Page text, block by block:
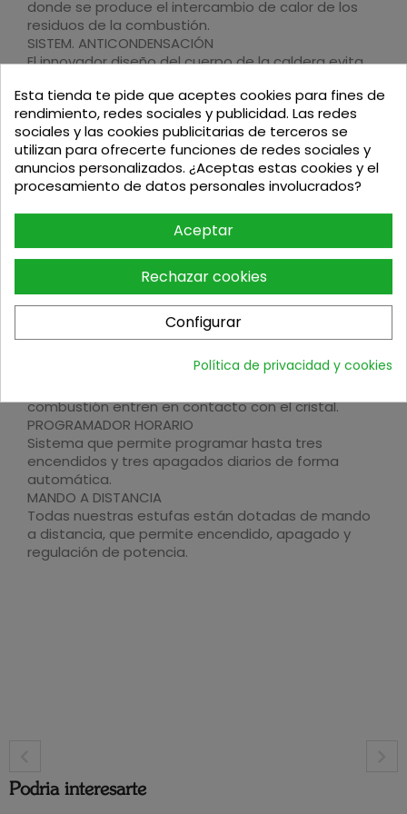
donde se produce el intercambio de calor de los
residuos de la combustión.
SISTEM. ANTICONDENSACIÓN
El innovador diseño del cuerpo de la caldera evita
creosota en el interior de los intercambiadores de
calor.
GRUPO TÉRMICO
Dotada de un conjunto de elementos hidráulicos:
vaso de expansión, bomba de circulación
electrónica, valvula de seguridad, transductor y
Sistema automático de apagado que se activa si
la temperatura ambiente supera en tres grados la
temperatura deseada.
ANTI-DEFLAGRACIÓN
La estufa está dotada de un doble sistema de
seguridad. El primero electrónico y el segundo
combustión entren en contacto con el cristal.
PROGRAMADOR HORARIO
Sistema que permite programar hasta tres
encendidos y tres apagados diarios de forma
automática.
MANDO A DISTANCIA
Todas nuestras estufas están dotadas de mando
a distancia, que permite encendido, apagado y
regulación de potencia.
Podria interesarte
Esta tienda te pide que aceptes cookies para fines de
rendimiento, redes sociales y publicidad. Las redes
sociales y las cookies publicitarias de terceros se
utilizan para ofrecerte funciones de redes sociales y
anuncios personalizados. ¿Aceptas estas cookies y el
procesamiento de datos personales involucrados?
Aceptar
Rechazar cookies
Configurar
Política de privacidad y cookies